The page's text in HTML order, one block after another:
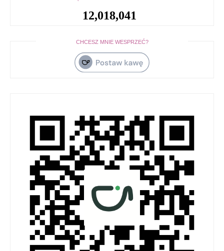
12,018,041
CHCESZ MNIE WESPRZEĆ?